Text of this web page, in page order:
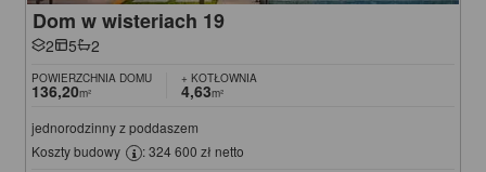
Dom w wisteriach 19
2 5 2
POWIERZCHNIA DOMU
136,20m²
+ KOTŁOWNIA
4,63m²
jednorodzinny z poddaszem
Koszty budowy
: 324 600 zł netto